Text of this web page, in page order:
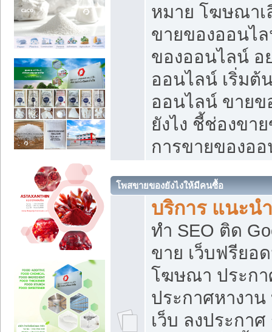
หมาย โฆษณาเ
ขายของออนไ
ของออนไลน์ อ
ออนไลน์ เริ่มต้
ออนไลน์ ขายข
ยังไง ชี้ช่องขา
การขายของอ
โพสขายของยังไงให้มีคนซื้อ
บริการ แนะน
ทำ SEO ติด
ขาย เว็บฟรียอ
โฆษณา ประกา
ประกาศหางา
เว็บ ลงประกา